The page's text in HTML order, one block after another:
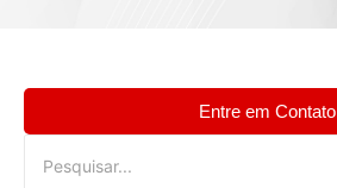
Entre em Contato